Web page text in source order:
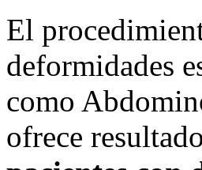
El
deformidades
como
ofrece